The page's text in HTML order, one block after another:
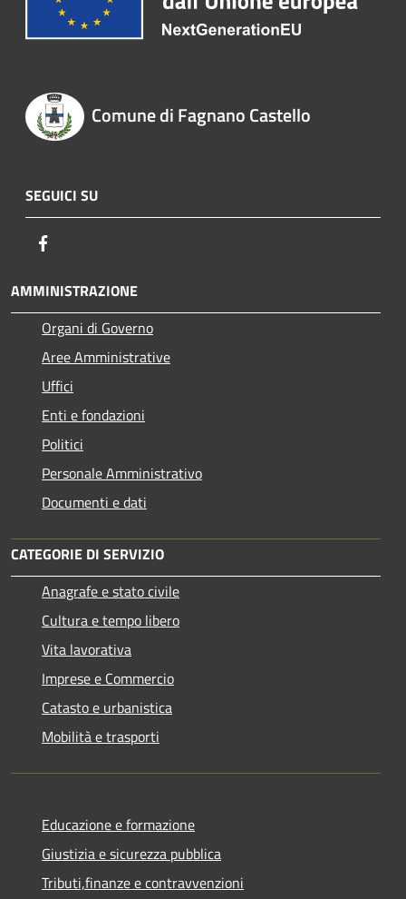
Comune di Fagnano Castello
SEGUICI SU
AMMINISTRAZIONE
Organi di Governo
Aree Amministrative
Uffici
Enti e fondazioni
Politici
Personale Amministrativo
Documenti e dati
CATEGORIE DI SERVIZIO
Anagrafe e stato civile
Cultura e tempo libero
Vita lavorativa
Imprese e Commercio
Catasto e urbanistica
Mobilità e trasporti
Educazione e formazione
Giustizia e sicurezza pubblica
Tributi,finanze e contravvenzioni